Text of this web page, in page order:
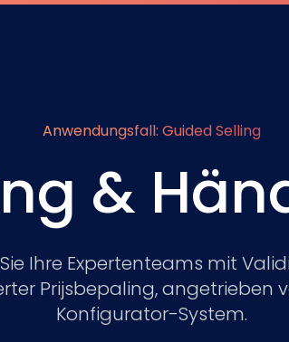
Anwendungsfall: Guided Selling
&
Ihre Expertenteams mit
Prijsbepaling, angetrieben
Konfigurator-System.